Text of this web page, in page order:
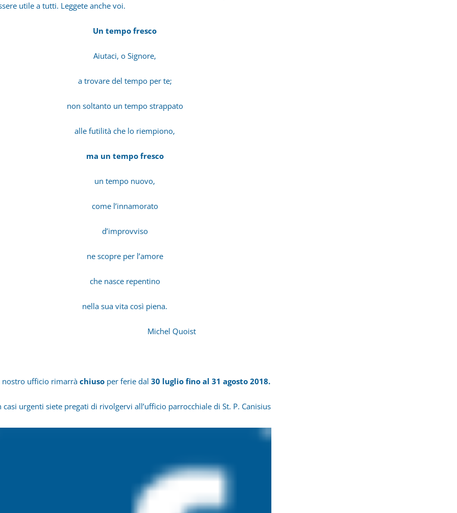
utile a tutti. Leggete anche voi.
Un tempo fresco
Aiutaci, o Signore,
a trovare del tempo per te;
non soltanto un tempo strappato
alle futilità che lo riempiono,
ma un tempo fresco
un tempo nuovo,
come l’innamorato
d’improvviso
ne scopre per l’amore
che nasce repentino
nella sua vita così piena.
Michel Quoist
ufficio rimarràchiuso per ferie dal 30 luglio fino al 31 agosto 2018.
urgenti siete pregati di rivolgervi all’ufficio parrocchiale di St. P. Canisius